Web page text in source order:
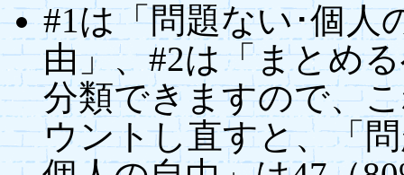
#1は「問題ない･個人
由」、#2は「まとめ
分類できますので、
ウントし直すと、「